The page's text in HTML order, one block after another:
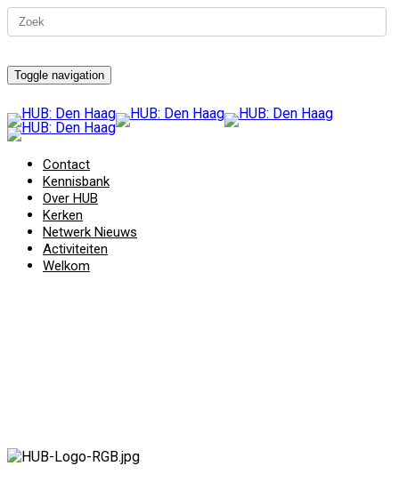
Toggle navigation
Contact
Kennisbank
Over HUB
Kerken
Netwerk Nieuws
Activiteiten
Welkom